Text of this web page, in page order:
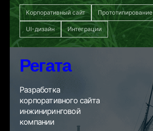
Корпоративный сайт Прототипирование
UI-дизайн Интеграции
Регата
Разработка
корпоративного сайта
инжиниринговой
компании